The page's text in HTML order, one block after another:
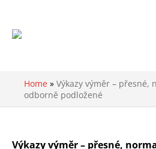
Home » Výkazy výměr – přesné,
odborně podložené
Výkazy výměr – přesné,